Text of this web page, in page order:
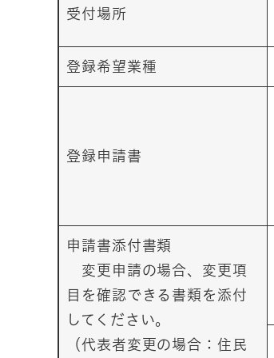
受付場所
登録希望業種
登録申請書
申請書添付書類
変更申請の場合、変更項
目を確認できる書類を添付
してください。
（代表者変更の場合：住民